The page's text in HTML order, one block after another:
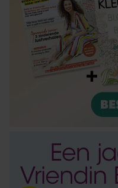
verzameld op basis
gaat akkoord met onze
gebruiken.